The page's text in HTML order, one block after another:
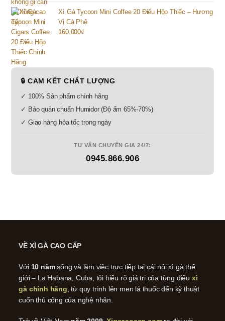
Xì Gà Tycoon Mini Coffee 20 Điếu Hộp Thiếc – Hương
Vị Cà Phê
160.000₫
🔒 CAM KẾT CHẤT LƯỢNG
✓ 100% Sản phẩm chính hãng
✓ Bảo quản chuẩn Humidor (Độ ẩm 65%-70%)
✓ Giao hàng hỏa tốc trong ngày
TƯ VẤN CHUYÊN GIA 24/7:
0945.866.906
VỀ XÌ GÀ CAO CẤP
Với 10 nămsống và làm việc trực tiếp tại cái nôi xì gà thế
giới – La Habana, Cuba, tôi hiểu rõ giá trị của từng điếu xì
gà chính hãng , từ quy trình lên men lá thuốc đến kỹ thuật
cuốn thủ công của nghệ nhân.